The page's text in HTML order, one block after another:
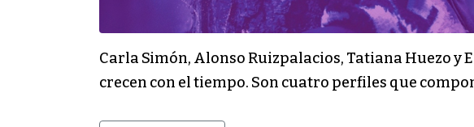
Carla Simón, Alonso Ruizpalacios, Tatiana Huezo
crecen con el tiempo. Son cuatro perfiles que